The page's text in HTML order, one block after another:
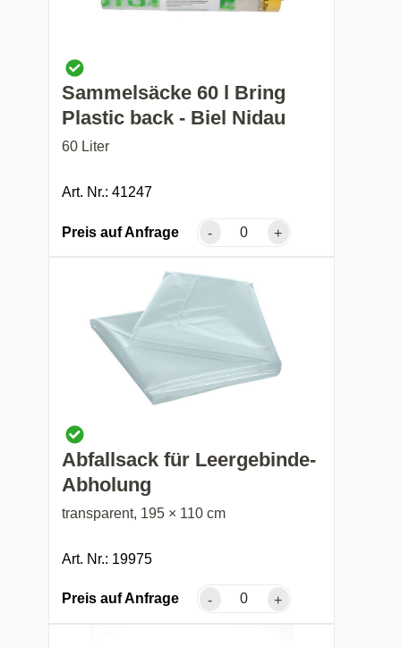
Sammelsäcke 60 l Bring
Plastic back - Biel Nidau
60 Liter
Art. Nr.: 41247
Preis auf Anfrage - +
Abfallsack für Leergebinde-
Abholung
transparent, 195 × 110 cm
Art. Nr.: 19975
Preis auf Anfrage - +